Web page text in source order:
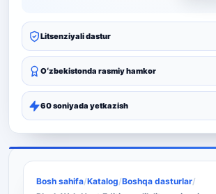
Litsenziyali dastur
Oʻzbekistonda rasmiy hamkor
60 soniyada yetkazish
Bosh sahifa/Katalog/Boshqa dasturlar/